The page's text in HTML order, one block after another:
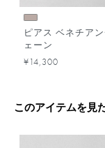
ピアス ベネチア
ェーン
¥14,300
このアイテムを見